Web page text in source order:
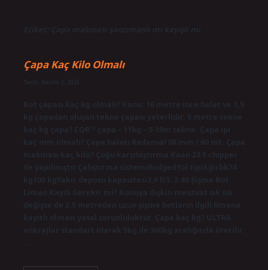
Etiket: Çapa makinası şanzımanlı mı kayışlı mı
Çapa Kaç Kilo Olmalı
Bot çapası kaç kg olmalı? Konu: 10 metre ince halat ve 1,5
kg çapadan oluşan tekne çapası yeterlidir. 5 metre tekne
kaç kg çapa? CQR™ çapa – 11kg – 5-10m tekne. Çapa ipi
kaç mm olmalı? Çapa halatı Radansal 08 mm / 60 mt. Çapa
makinası kaç kilo? Çoğu karşılaştırma Kaan 23 S chipper
ile yapılmıştır.Çalıştırma sistemiRodgedYol tipiAğırlık74
kg100 kgYakıt deposu kapasitesi3,6 lt3. 2.40 Şişme Bot
Liman Kaydı Gerekir mi? Konuya ilişkin mevzuat sık sık
değişse de 2,5 metreden uzun şişme botların ilgili limana
kayıtlı olması yasal zorunluluktur. Çapa kaç kg? ULTRA
ankrajlar standart olarak 5kg ile 360kg aralığında üretilir.